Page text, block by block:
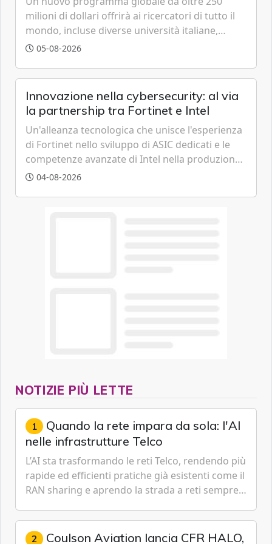
milioni di dollari offrirà ai ricercatori di tutto il
mondo, incluse diverse università italiane,
strumenti avanzati basati sulla famiglia di
05-08-2026
Innovazione nella cybersecurity: al via
la partnership tra Fortinet e Intel
Un'alleanza tecnologica che unisce l'esperienza
di Fortinet nello sviluppo di ASIC dedicati e le
competenze avanzate di Intel nella produzione
di semiconduttori per potenziare la
04-08-2026
NOTIZIE PIÙ LETTE
1 Quando la rete impara da sola: l'AI
nelle infrastrutture Telco
L’AI sta trasformando le reti Telco, rendendo più
rapide ed efficienti pratiche già esistenti come il
RAN sharing e aprendo la strada a reti sempre
anticipare guasti e ottimizzare risorse in tempo
reale. Paride D'Andreta, Direttore Telco &
2 Coulson Aviation lancia CFR HALO,